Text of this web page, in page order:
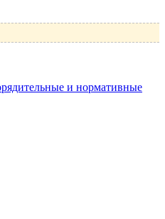
и нормативные